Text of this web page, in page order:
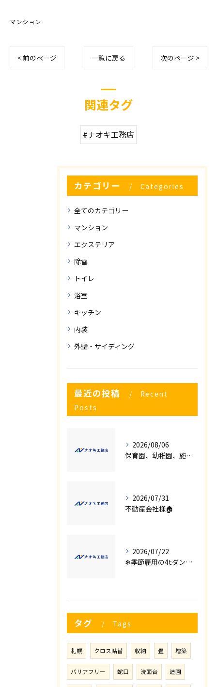
マンション
< 前のページ 一覧に戻る 次のページ >
関連タグ
#ナオキ工務店
カテゴリー Categories
全てのカテゴリー
マンション
エクステリア
除雪
トイレ
浴室
キッチン
内装
外壁・サイディング
最近の投稿
Recent
Posts
2026/08/06
保育園、幼稚園、施設様！！内装リフォームでお悩み事はございませんか？
2026/07/31
不動産会社様🏠
2026/07/22
❄季節雇用の4tダンプの運転手募集⛄
タグ Tags
札幌 クロス貼替 収納 畳 増築
バリアフリー 蛇口 洗面台 造園